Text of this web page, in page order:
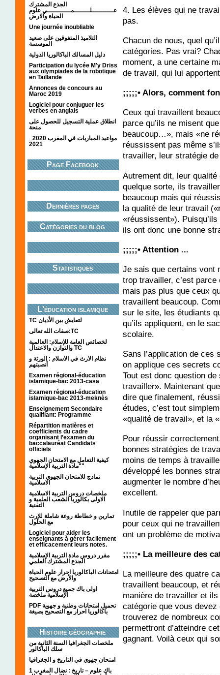
الجذع المشترك
عـــــــــــلــــــــمــــــــــــي علوم
الحياة والارض
Une journée inoubliable
التلاميذ المتفوقين على صعيد
الموسسة
دليل المسالك الباكالوريا الدولية
Participation du lycée M'y Driss
aux olympiades de la robotique
en Taillande
Annonces de concours au
Maroc 2019
Logiciel pour conjuguer les
verbes en anglais
انطلاق عملية التسجيل للحصول على
منحة
2021
Page Facebook
Dernières pages
Catégories du blog
Statistiques
L'éducation islamique
TC لتعايش بين الأديان
صفات الله تعالى:TC
لخصائص العامة للإسلام: العالمية
والتوازن والاعتدال TC
نظام الارث في الاسلام : الورثة و
أنصبتهم
Examen régional-éducation
islamique-bac 2013-casa
Examen régional-éducation
islamique-bac 2013-meknès
Enseignement Secondaire
qualifiant: Programme
Répartition matières et
coefficients du cadre
organisant l’examen du
baccalauréat Candidats
officiels
كيفية التعامل مع الامتحان الجهوي
"مادة التربية الإسلامية"
نمادج للامتحان الجهوي التربية
الاسلامية
ملخصات دروس التربية الاسلامية
الاولى بكالوريا الشعب العلمية و
التقنية
تمارين و خطاطة روعة شاملة للإرث
مع الحلول
Logiciel pour aider les
enseignants à gérer facilement
et efficacement leurs notes.
مقرر دروس مادة التربية الإسلامية
الجذع المشترك العلمي
امتحانات الباكالوريا احرار علوم الحياة
والأرض مع التصحيح
اولى باك جميع دروس التربية
الإسلامية ملخصة
PDF تحميل امتحانات وطنية و جهوية
باكالوريا احرار مع التصحيح بصيغة
Histoire géographie
ملخصات الجغرافيا السنة الثانية من
سلك الباكالور
امتحان جهوي في التاريخ و الجغرافيا
1 باك علوم – تاريخ : نضال المغرب
4. Les élèves qui ne
pas.
Chacun de nous, quel
catégories. Pas vrai?
moment, a une certaine
de travail, qui lui
;;;;;• Alors, comment
Ceux qui travaillent
parce qu’ils ne misent
beaucoup…», mais «ne
réussissent pas même
travailler, leur stratégie
Autrement dit, leur
quelque sorte, ils
beaucoup mais qui
la qualité de leur travail
«réussissent»).
ils ont donc une bonne
;;;;;• Attention ...
Je sais que certains vont
trop travailler, c’est
mais pas plus que ceux
travaillent beaucoup.
sur le site, les étudiants
qu’ils appliquent, en le
scolaire.
Sans l’application de
on applique ces secrets
Tout est donc question de
travailler». Maintenant
dire que finalement,
études, c’est tout
«qualité de travail», et la
Pour réussir
bonnes stratégies de
moins de temps à
développé les bonnes
augmenter le nombre
excellent.
Inutile de rappeler que
pour ceux qui ne
ont un problème de
;;;;;• La meilleure des
La meilleure des quatre
travaillent beaucoup, et
manière de travailler et
catégorie que vous
trouverez de nombreux
permettront d’atteindre
gagnant. Voilà ceux qui